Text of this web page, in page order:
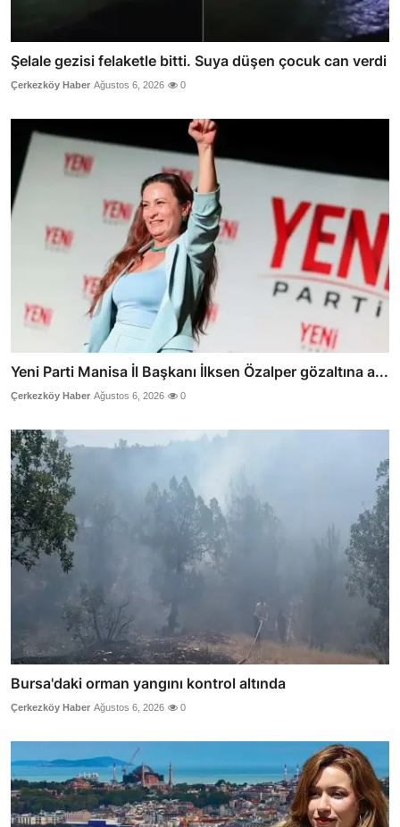
Şelale gezisi felaketle bitti. Suya düşen çocuk can verdi
Çerkezköy Haber Ağustos 6, 2026 0
Yeni Parti Manisa İl Başkanı İlksen Özalper gözaltına a...
Çerkezköy Haber Ağustos 6, 2026 0
Bursa'daki orman yangını kontrol altında
Çerkezköy Haber Ağustos 6, 2026 0